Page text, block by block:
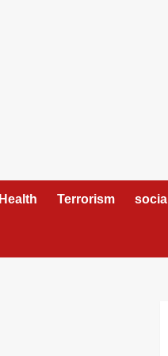
Health Terrorism social